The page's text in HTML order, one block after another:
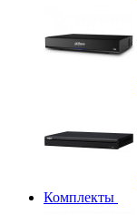
Комплекты